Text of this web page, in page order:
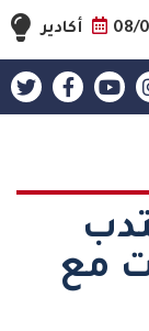
08/ أكادير
مع